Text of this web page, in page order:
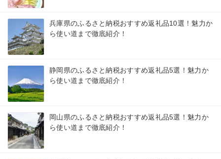
兵庫県のふるさと納税おすすめ返礼品10選！魅力か
ら使い道まで徹底紹介！
静岡県のふるさと納税おすすめ返礼品5選！魅力か
ら使い道まで徹底紹介！
岡山県のふるさと納税おすすめ返礼品5選！魅力か
ら使い道まで徹底紹介！